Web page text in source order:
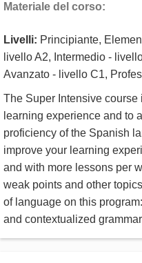
Materiale del corso
Livelli: Principiante,
livello A2, Intermedio -
Avanzato - livello C1,
The Super Intensive
learning experience and to
proficiency of the Spanish
improve your learning
and with more lessons per
weak points and other
of language on this
and contextualized